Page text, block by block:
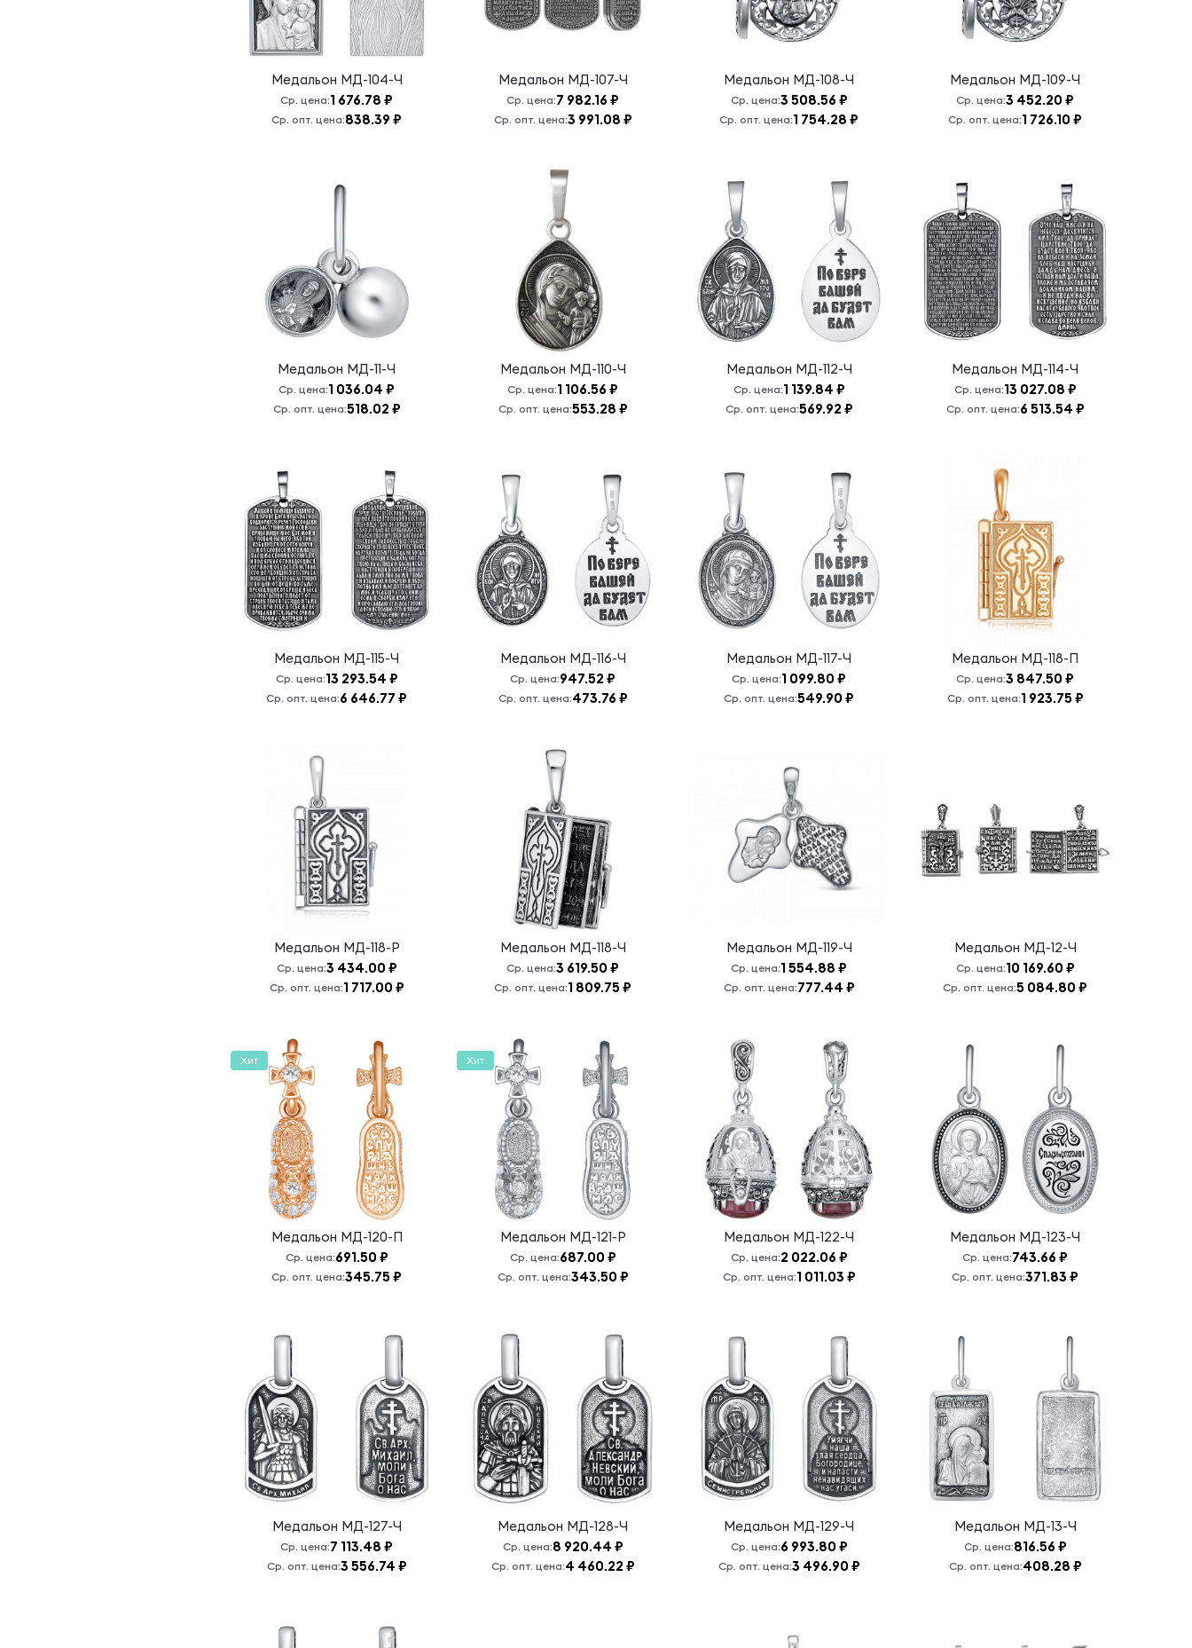
Медальон МД-104-Ч
Ср. цена:1 676.78 ₽
Ср. опт. цена:838.39 ₽
Медальон МД-107-Ч
Ср. цена:7 982.16 ₽
Ср. опт. цена:3 991.08 ₽
Медальон МД-108-Ч
Ср. цена:3 508.56 ₽
Ср. опт. цена:1 754.28 ₽
Медальон МД-109-Ч
Ср. цена:3 452.20 ₽
Ср. опт. цена:1 726.10 ₽
Медальон МД-11-Ч
Ср. цена:1 036.04 ₽
Ср. опт. цена:518.02 ₽
Медальон МД-110-Ч
Ср. цена:1 106.56 ₽
Ср. опт. цена:553.28 ₽
Медальон МД-112-Ч
Ср. цена:1 139.84 ₽
Ср. опт. цена:569.92 ₽
Медальон МД-114-Ч
Ср. цена:13 027.08 ₽
Ср. опт. цена:6 513.54 ₽
Медальон МД-115-Ч
Ср. цена:13 293.54 ₽
Ср. опт. цена:6 646.77 ₽
Медальон МД-116-Ч
Ср. цена:947.52 ₽
Ср. опт. цена:473.76 ₽
Медальон МД-117-Ч
Ср. цена:1 099.80 ₽
Ср. опт. цена:549.90 ₽
Медальон МД-118-П
Ср. цена:3 847.50 ₽
Ср. опт. цена:1 923.75 ₽
Медальон МД-118-Р
Ср. цена:3 434.00 ₽
Ср. опт. цена:1 717.00 ₽
Медальон МД-118-Ч
Ср. цена:3 619.50 ₽
Ср. опт. цена:1 809.75 ₽
Медальон МД-119-Ч
Ср. цена:1 554.88 ₽
Ср. опт. цена:777.44 ₽
Медальон МД-12-Ч
Ср. цена:10 169.60 ₽
Ср. опт. цена:5 084.80 ₽
Медальон МД-120-П
Ср. цена:691.50 ₽
Ср. опт. цена:345.75 ₽
Хит
Медальон МД-121-Р
Ср. цена:687.00 ₽
Ср. опт. цена:343.50 ₽
Хит
Медальон МД-122-Ч
Ср. цена:2 022.06 ₽
Ср. опт. цена:1 011.03 ₽
Медальон МД-123-Ч
Ср. цена:743.66 ₽
Ср. опт. цена:371.83 ₽
Медальон МД-127-Ч
Ср. цена:7 113.48 ₽
Ср. опт. цена:3 556.74 ₽
Медальон МД-128-Ч
Ср. цена:8 920.44 ₽
Ср. опт. цена:4 460.22 ₽
Медальон МД-129-Ч
Ср. цена:6 993.80 ₽
Ср. опт. цена:3 496.90 ₽
Медальон МД-13-Ч
Ср. цена:816.56 ₽
Ср. опт. цена:408.28 ₽